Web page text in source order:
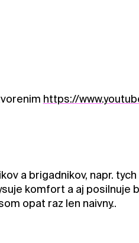
https://
a brigadnikov, napr.
komfort a aj posilnuje
opat raz len naivny..